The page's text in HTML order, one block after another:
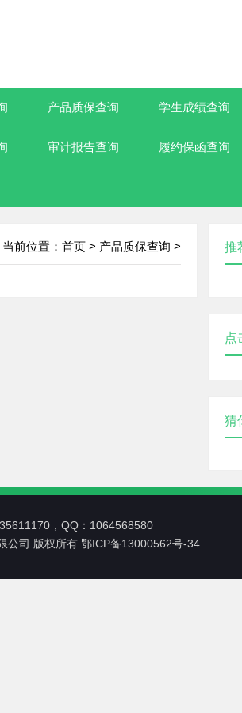
产品质保查询 学生成绩查询
审计报告查询 履约保函查询
当前位置： 首页> 产品质保查询 > 推
点
猜
，QQ：1064568580
公司 版权所有 鄂ICP备13000562号-34